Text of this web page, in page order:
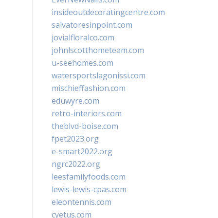
insideoutdecoratingcentre.com
salvatoresinpoint.com
jovialfloralco.com
johnlscotthometeam.com
u-seehomes.com
watersportslagonissi.com
mischieffashion.com
eduwyre.com
retro-interiors.com
theblvd-boise.com
fpet2023.org
e-smart2022.org
ngrc2022.org
leesfamilyfoods.com
lewis-lewis-cpas.com
eleontennis.com
cyetus.com